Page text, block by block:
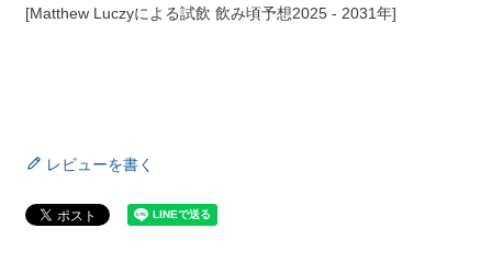
[Matthew Luczyによる試飲 飲み頃予想2025 - 2031年]
レビューを書く